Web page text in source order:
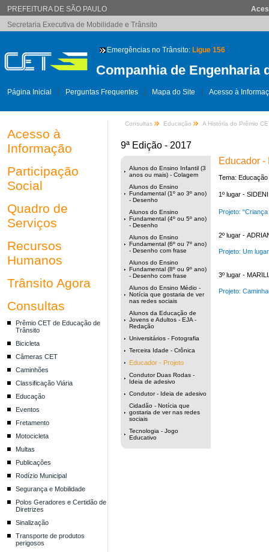
PREFEITURA DE SÃO PAULO
Secretaria Executiva de Mobilidade e Trânsito
Emergências no Trânsito: Ligue 156
Companhia de Engenharia
Página Inicial Perguntas Frequentes Mapa do Site Acesso à
Acesso à
Informação
Participação
Social
Quadro de
Serviços
Recursos
Humanos
Trânsito Agora
Consultas
Prêmio CET de Educação de
Trânsito
Bicicleta
Câmeras CET
Caminhões
Classificação Viária
Educação
Eventos
Fretamento
Motocicleta
Multas
Publicações
Rodízio Municipal
Segurança e Mobilidade
Polos Geradores e Certidão de
Diretrizes
Sinalização
Transporte de produtos
perigosos
Consultas Educação A História do Prêmio
9ª Edição - 2017
Alunos do Ensino Infantil (3
anos ou mais) - Colagem
Alunos do Ensino
Fundamental (1º ao 3º ano)
- Desenho
Alunos do Ensino
Fundamental (4º ou 5º ano)
- Desenho
Alunos do Ensino
Fundamental (6º ou 7º ano)
- Desenho com frase
Alunos do Ensino
Fundamental (8º ou 9º ano)
- Desenho com frase
Alunos do Ensino Médio -
Notícia que gostaria de ver
nas redes sociais
Alunos da Educação de
Jovens e Adultos - EJA -
Redação
Universitários - Fotografia
Terceira Idade - Crônica
Educador - Projeto
Condutor Duas Rodas -
Ideia de adesivo
Condutor - Ideia de adesivo
Cidadão - Notícia que
gostaria de ver nas redes
sociais
Tecnologia - Jogo
Educativo
Educador -
Tema:
1º lugar -
Projeto:
2º lugar -
Projeto: Um
3º lugar -
Projeto: